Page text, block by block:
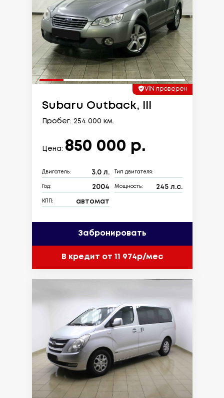
VIN проверен
Subaru Outback, III
Пробег: 254 000 км.
Цена: 850 000 р.
Двигатель: 3.0 л. Тип двигателя:
Год: 2004 Мощность: 245 л.с.
КПП: автомат
Забронировать
В кредит от 11 974р/мес